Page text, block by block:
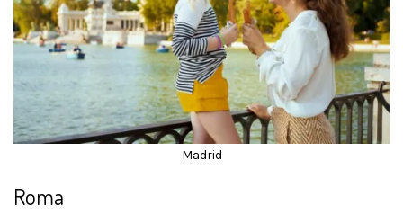
Madrid
Roma